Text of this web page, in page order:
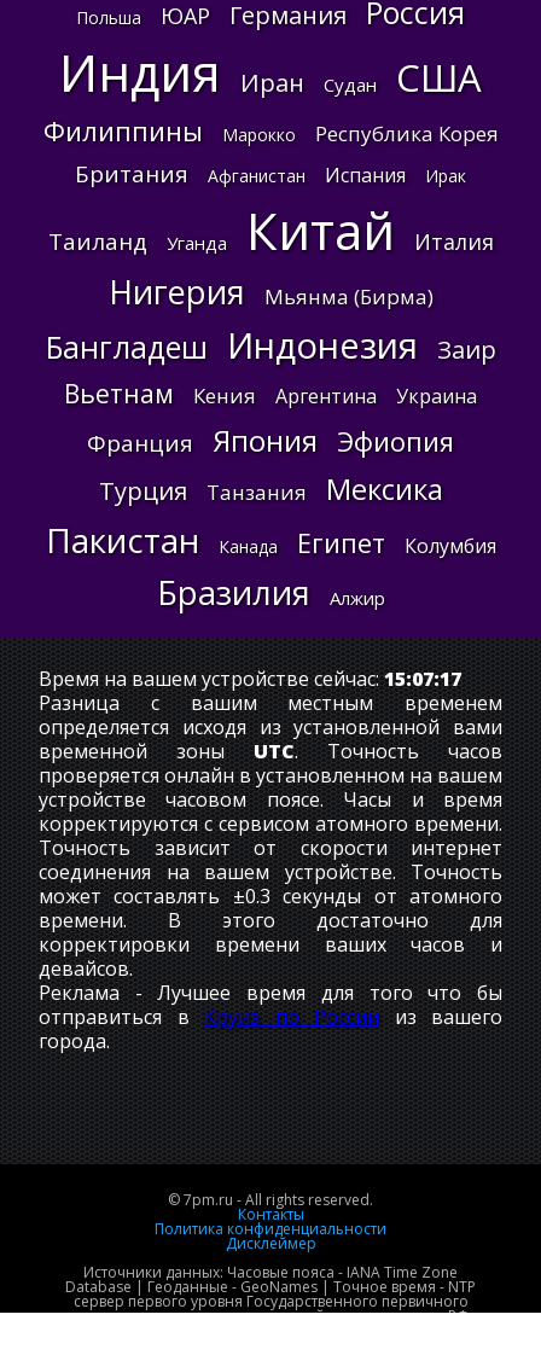
Польша ЮАР Германия Россия
Индия Иран Судан США
Филиппины Марокко Республика Корея
Британия Афганистан Испания Ирак
Таиланд Уганда Китай Италия
Нигерия Мьянма (Бирма)
Бангладеш Индонезия Заир
Вьетнам Кения Аргентина Украина
Франция Япония Эфиопия
Турция Танзания Мексика
Пакистан Канада Египет Колумбия
Бразилия Алжир
Время на вашем устройстве сейчас:15:07:18
Разница с вашим местным временем
определяется исходя из установленной вами
временной зоныUTC. Точность часов
проверяется онлайн в установленном на вашем
устройстве часовом поясе. Часы и время
корректируются с сервисом атомного времени.
Точность зависит от скорости интернет
соединения на вашем устройстве. Точность
может составлять ±0.3 секунды от атомного
времени. В этого достаточно для
корректировки времени ваших часов и
девайсов.
Реклама - Лучшее время для того что бы
отправиться вКруиз по Россиииз вашего
города.
© 7pm.ru - All rights reserved.
Контакты
Политика конфиденциальности
Дисклеймер
Источники данных: Часовые пояса - IANA Time Zone
Database | Геоданные - GeoNames | Точное время - NTP
сервер первого уровня Государственного первичного
эталона времени и национальной шкалы времени РФ